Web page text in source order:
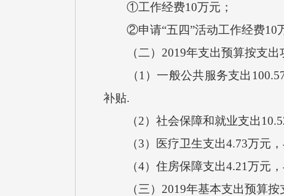
①工作经费10万元；
②申请“五四”活动工作经费10万
（二）2019年支出预算按支出
（1）一般公共服务支出100.57
补贴.
（2）社会保障和就业支出10.52
（3）医疗卫生支出4.73万元，
（4）住房保障支出4.21万元，
（三）2019年基本支出预算按